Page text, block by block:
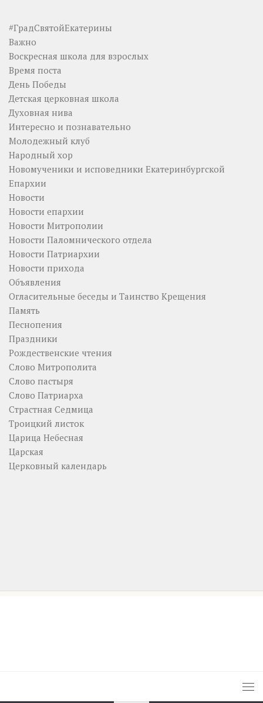
#ГрадСвятойЕкатерины
Важно
Воскресная школа для взрослых
Время поста
День Победы
Детская церковная школа
Духовная нива
Интересно и познавательно
Молодежный клуб
Народный хор
Новомученики и исповедники Екатеринбургской
Епархии
Новости
Новости епархии
Новости Митрополии
Новости Паломнического отдела
Новости Патриархии
Новости прихода
Объявления
Огласительные беседы и Таинство Крещения
Память
Песнопения
Праздники
Рождественские чтения
Слово Митрополита
Слово пастыря
Слово Патриарха
Страстная Седмица
Троицкий листок
Царица Небесная
Царская
Церковный календарь